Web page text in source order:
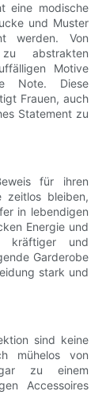
eine modische
und Muster
werden. Von
abstrakten
Motive
Note. Diese
Frauen, auch
Statement zu
für ihren
zeitlos bleiben,
in lebendigen
Energie und
kräftiger und
Garderobe
stark und
sind keine
mühelos von
zu einem
Accessoires